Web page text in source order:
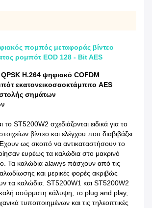
πομπός μεταφοράς βίντεο
ρομπότ EOD 128 - Bit AES
H.264 ψηφιακό COFDM
εκατονεικοσαοκτάμπιτο AES
σημάτων
ST5200W2 σχεδιάζονται ειδικά για το
βίντεο και ελέγχου που διαβιβάζει
ως σκοπό να αντικαταστήσουν το
ευρέως τα καλώδια στο μακρινό
Τα καλώδια alawys πάσχουν από τις
και μερικές φορές ακριβώς
τα καλώδια. ST5200W1 και ST5200W2
καλή ασύρματη κάλυψη, το plug and play,
τυποποιημένων και τις τηλεοπτικές